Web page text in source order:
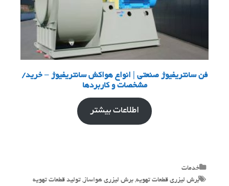
فن سانتریفیوژ صنعتی | انواع هواکش سانتریفیوژ – خرید/
مشخصات و کاربردها
اطلاعات بیشتر
Categories
خدمات
Tags
برش لیزری قطعات تهویه, برش لیزری هواساز , تولید قطعات تهویه